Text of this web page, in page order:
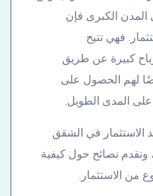
المدن الكبرى فإن
فهي تتيح
كبيرة عن طريق
لهم الحصول على
المدى الطويل.
الاستثمار في الشقق
ونقدم نصائح حول كيفية
من الاستثمار.